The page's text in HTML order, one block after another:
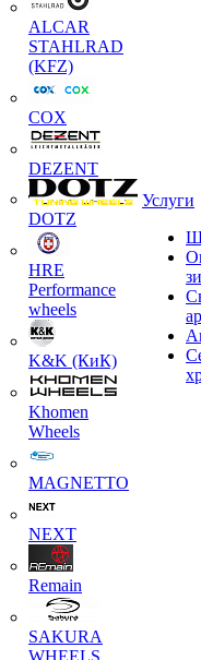
ALCAR
STAHLRAD
(KFZ)
COX
DEZENT
DOTZ
HRE
Performance
wheels
K&K (КиК)
Khomen
Wheels
MAGNETTO
NEXT
Remain
SAKURA
WHEELS
Услуги